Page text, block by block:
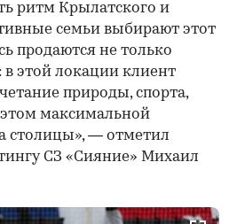
ритм Крылатского и
семьи выбирают этот
продаются не только
этой локации клиент
природы, спорта,
максимальной
столицы», — отметил
СЗ «Сияние» Михаил